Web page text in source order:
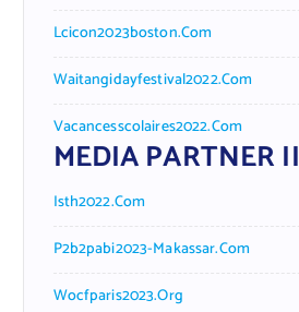
Lcicon2023boston.com
Waitangidayfestival2022.com
Vacancesscolaires2022.com
MEDIA PARTNER II
Isth2022.com
P2b2pabi2023-Makassar.com
Wocfparis2023.org